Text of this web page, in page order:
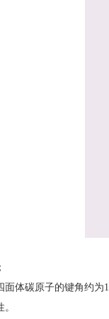
体碳原子的键角约为